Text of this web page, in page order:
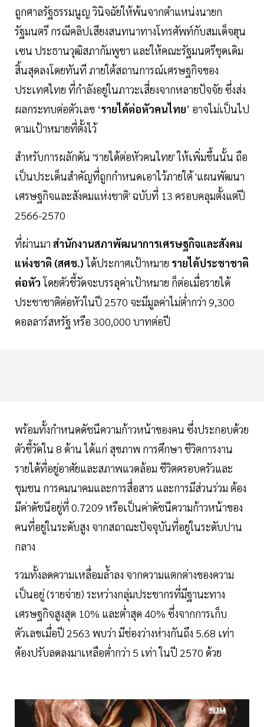
ถูกศาลรัฐธรรมนูญ วินิจฉัยให้พ้นจากตำแหน่งนายก
รัฐมนตรี กรณีคลิปเสียงสนทนาทางโทรศัพท์กับสมเด็จฮุน
เซน ประธานวุฒิสภากัมพูชา และให้คณะรัฐมนตรีชุดเดิม
สิ้นสุดลงโดยทันที ภายใต้สถานการณ์เศรษฐกิจของ
ประเทศไทย ที่กำลังอยู่ในภาวะเสี่ยงจากหลายปัจจัย ซึ่งส่ง
ผลกระทบต่อตัวเลข ‘รายได้ต่อหัวคนไทย’ อาจไม่เป็นไป
ตามเป้าหมายที่ตั้งไว้
สำหรับการผลักดัน 'รายได้ต่อหัวคนไทย' ให้เพิ่มขึ้นนั้น ถือ
เป็นประเด็นสำคัญที่ถูกกำหนดเอาไว้ภายใต้ 'แผนพัฒนา
เศรษฐกิจและสังคมแห่งชาติ' ฉบับที่ 13 ครอบคลุมตั้งแต่ปี
2566-2570
ที่ผ่านมา สำนักงานสภาพัฒนาการเศรษฐกิจและสังคม
แห่งชาติ (สศช.)ได้ประกาศเป้าหมาย รายได้ประชาชาติ
ต่อหัวโดยตัวชี้วัดจะบรรลุค่าเป้าหมาย ก็ต่อเมื่อรายได้
ประชาชาติต่อหัวในปี 2570 จะมีมูลค่าไม่ต่ำกว่า 9,300
ดอลลาร์สหรัฐ หรือ 300,000 บาทต่อปี
พร้อมทั้งกำหนดดัชนีความก้าวหน้าของคน ซึ่งประกอบด้วย
ตัวชี้วัดใน 8 ด้าน ได้แก่ สุขภาพ การศึกษา ชีวิตการงาน
รายได้ที่อยู่อาศัยและสภาพแวดล้อม ชีวิตครอบครัวและ
ชุมชน การคมนาคมและการสื่อสาร และการมีส่วนร่วม ต้อง
มีค่าดัชนีอยู่ที่ 0.7209 หรือเป็นค่าดัชนีความก้าวหน้าของ
คนที่อยู่ในระดับสูง จากสถาณะปัจจุบันที่อยู่ในระดับปาน
กลาง
รวมทั้งลดความเหลื่อมล้ำลง จากความแตกต่างของความ
เป็นอยู่ (รายจ่าย) ระหว่างกลุ่มประชากรที่มีฐานะทาง
เศรษฐกิจสูงสุด 10% และต่ำสุด 40% ซึ่งจากการเก็บ
ตัวเลขเมื่อปี 2563 พบว่า มีช่องว่างห่างกันถึง 5.68 เท่า
ต้องปรับลดลงมาเหลือต่ำกว่า 5 เท่า ในปี 2570 ด้วย